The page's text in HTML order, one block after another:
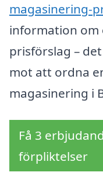
magasinering-
information om
prisförslag –
mot att ordna
magasinering i
Få 3
förpliktelser